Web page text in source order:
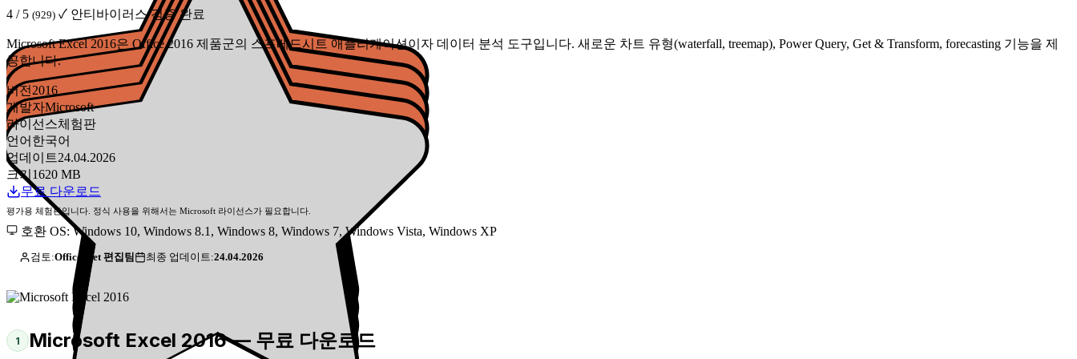
4 / 5 (929) ✓ 안티바이러스 검증 완료
Microsoft Excel 2016은 Office 2016 제품군의 스프레드시트 애플리케이션이자 데이터 분석 도구입니다. 새로운 차트 유형(waterfall, treemap), Power Query, Get & Transform, forecasting 기능을 제
공합니다.
버전 2016
개발자Microsoft
라이선스체험판
언어 한국어
업데이트24.04.2026
크기 1620 MB
무료 다운로드
평가용 체험판입니다. 정식 사용을 위해서는 Microsoft 라이선스가 필요합니다.
호환 OS: Windows 10, Windows 8.1, Windows 8, Windows 7, Windows Vista, Windows XP
검토:Office-Get 편집팀 최종 업데이트:24.04.2026
1 Microsoft Excel 2016 — 무료 다운로드